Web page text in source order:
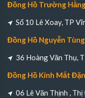
Đồng Hồ Trường
Số 10 Lê Xoay, TP
Đồng Hồ Nguyễn Tùng
36 Hoàng Văn Thụ,
Đồng Hồ Kính Mắt
06 Lê Văn Thịnh ,